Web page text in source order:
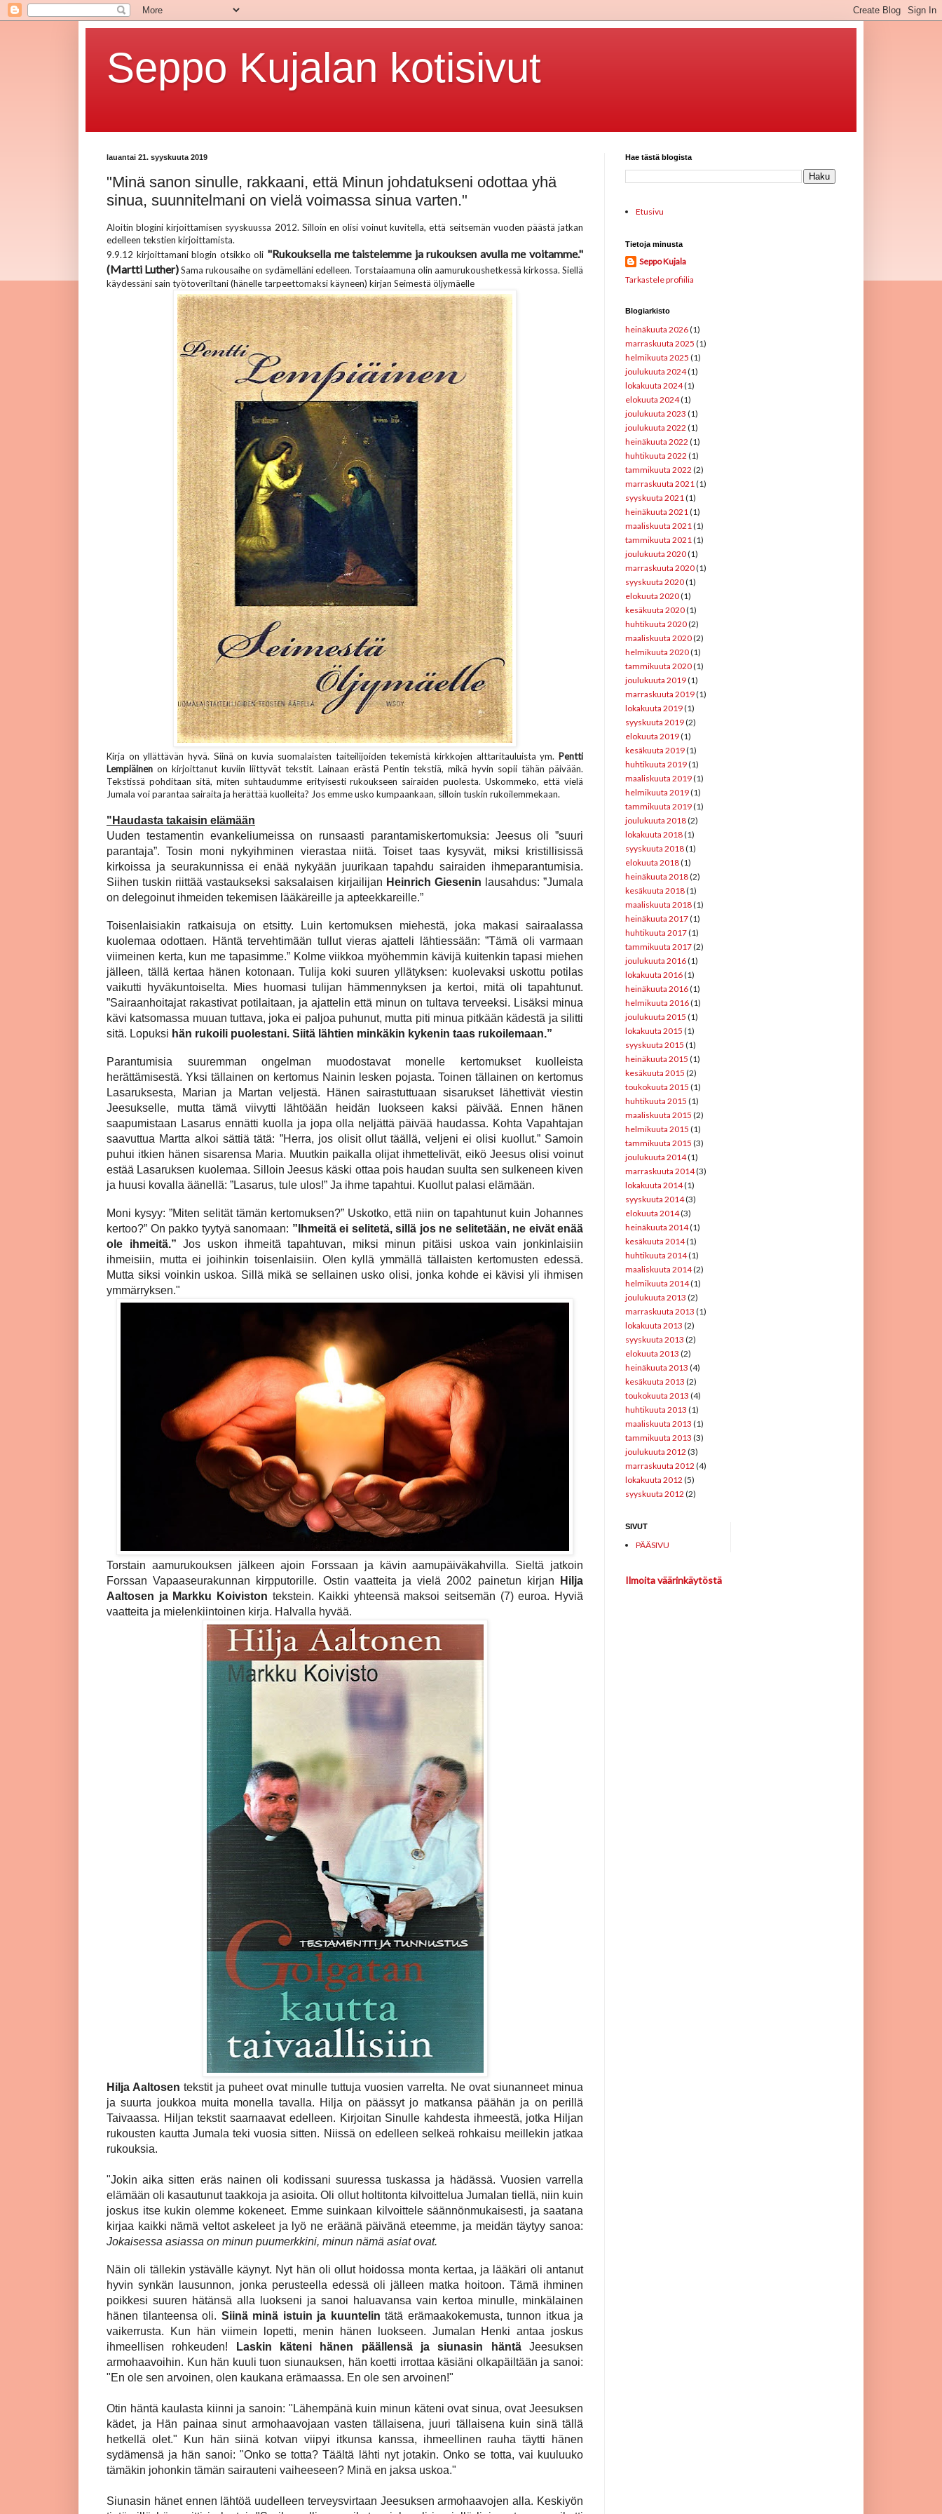
Seppo Kujalan kotisivut
lauantai 21. syyskuuta 2019
"Minä sanon sinulle, rakkaani, että Minun johdatukseni odottaa yhä
sinua, suunnitelmani on vielä voimassa sinua varten."
Aloitin blogini kirjoittamisen syyskuussa 2012. Silloin en olisi voinut kuvitella, että seitsemän vuoden päästä jatkan
edelleen tekstien kirjoittamista.
9.9.12 kirjoittamani blogin otsikko oli "Rukouksella me taistelemme ja rukouksen avulla me voitamme."
(Martti Luther)Sama rukousaihe on sydämelläni edelleen. Torstaiaamuna olin aamurukoushetkessä kirkossa. Siellä
käydessäni sain työtoveriltani (hänelle tarpeettomaksi käyneen) kirjan Seimestä öljymäelle
Kirja on yllättävän hyvä. Siinä on kuvia suomalaisten taiteilijoiden tekemistä kirkkojen alttaritauluista ym. Pentti
Lempiäinen on kirjoittanut kuviin liittyvät tekstit. Lainaan erästä Pentin tekstiä, mikä hyvin sopii tähän päivään.
Tekstissä pohditaan sitä, miten suhtaudumme erityisesti rukoukseen sairaiden puolesta. Uskommeko, että vielä
Jumala voi parantaa sairaita ja herättää kuolleita? Jos emme usko kumpaankaan, silloin tuskin rukoilemmekaan.
"Haudasta takaisin elämään
Uuden testamentin evankeliumeissa on runsaasti parantamiskertomuksia: Jeesus oli ”suuri
parantaja”. Tosin moni nykyihminen vierastaa niitä. Toiset taas kysyvät, miksi kristillisissä
kirkoissa ja seurakunnissa ei enää nykyään juurikaan tapahdu sairaiden ihmeparantumisia.
Siihen tuskin riittää vastaukseksi saksalaisen kirjailijan Heinrich Giesenin lausahdus: ”Jumala
on delegoinut ihmeiden tekemisen lääkäreille ja apteekkareille.”
Toisenlaisiakin ratkaisuja on etsitty. Luin kertomuksen miehestä, joka makasi sairaalassa
kuolemaa odottaen. Häntä tervehtimään tullut vieras ajatteli lähtiessään: ”Tämä oli varmaan
viimeinen kerta, kun me tapasimme.” Kolme viikkoa myöhemmin kävijä kuitenkin tapasi miehen
jälleen, tällä kertaa hänen kotonaan. Tulija koki suuren yllätyksen: kuolevaksi uskottu potilas
vaikutti hyväkuntoiselta. Mies huomasi tulijan hämmennyksen ja kertoi, mitä oli tapahtunut.
”Sairaanhoitajat rakastivat potilaitaan, ja ajattelin että minun on tultava terveeksi. Lisäksi minua
kävi katsomassa muuan tuttava, joka ei paljoa puhunut, mutta piti minua pitkään kädestä ja silitti
sitä. Lopuksi hän rukoili puolestani. Siitä lähtien minkäkin kykenin taas rukoilemaan.”
Parantumisia suuremman ongelman muodostavat monelle kertomukset kuolleista
herättämisestä. Yksi tällainen on kertomus Nainin lesken pojasta. Toinen tällainen on kertomus
Lasaruksesta, Marian ja Martan veljestä. Hänen sairastuttuaan sisarukset lähettivät viestin
Jeesukselle, mutta tämä viivytti lähtöään heidän luokseen kaksi päivää. Ennen hänen
saapumistaan Lasarus ennätti kuolla ja jopa olla neljättä päivää haudassa. Kohta Vapahtajan
saavuttua Martta alkoi sättiä tätä: ”Herra, jos olisit ollut täällä, veljeni ei olisi kuollut.” Samoin
puhui itkien hänen sisarensa Maria. Muutkin paikalla olijat ihmettelivät, eikö Jeesus olisi voinut
estää Lasaruksen kuolemaa. Silloin Jeesus käski ottaa pois haudan suulta sen sulkeneen kiven
ja huusi kovalla äänellä: ”Lasarus, tule ulos!” Ja ihme tapahtui. Kuollut palasi elämään.
Moni kysyy: ”Miten selität tämän kertomuksen?” Uskotko, että niin on tapahtunut kuin Johannes
kertoo?” On pakko tyytyä sanomaan: ”Ihmeitä ei selitetä, sillä jos ne selitetään, ne eivät enää
ole ihmeitä.” Jos uskon ihmeitä tapahtuvan, miksi minun pitäisi uskoa vain jonkinlaisiin
ihmeisiin, mutta ei joihinkin toisenlaisiin. Olen kyllä ymmällä tällaisten kertomusten edessä.
Mutta siksi voinkin uskoa. Sillä mikä se sellainen usko olisi, jonka kohde ei kävisi yli ihmisen
ymmärryksen."
Torstain aamurukouksen jälkeen ajoin Forssaan ja kävin aamupäiväkahvilla. Sieltä jatkoin
Forssan Vapaaseurakunnan kirpputorille. Ostin vaatteita ja vielä 2002 painetun kirjan
Hilja
Aaltosen ja Markku Koiviston tekstein. Kaikki yhteensä maksoi seitsemän (7) euroa. Hyviä
vaatteita ja mielenkiintoinen kirja. Halvalla hyvää.
Hilja Aaltosen tekstit ja puheet ovat minulle tuttuja vuosien varrelta. Ne ovat siunanneet minua
ja suurta joukkoa muita monella tavalla. Hilja on päässyt jo matkansa päähän ja on perillä
Taivaassa. Hiljan tekstit saarnaavat edelleen. Kirjoitan Sinulle kahdesta ihmeestä, jotka Hiljan
rukousten kautta Jumala teki vuosia sitten. Niissä on edelleen selkeä rohkaisu meillekin jatkaa
rukouksia.
"Jokin aika sitten eräs nainen oli kodissani suuressa tuskassa ja hädässä. Vuosien varrella
elämään oli kasautunut taakkoja ja asioita. Oli ollut holtitonta kilvoittelua Jumalan tiellä, niin kuin
joskus itse kukin olemme kokeneet. Emme suinkaan kilvoittele säännönmukaisesti, ja saatana
kirjaa kaikki nämä veltot askeleet ja lyö ne eräänä päivänä eteemme, ja meidän täytyy sanoa:
Jokaisessa asiassa on minun puumerkkini, minun nämä asiat ovat.
Näin oli tällekin ystävälle käynyt. Nyt hän oli ollut hoidossa monta kertaa, ja lääkäri oli antanut
hyvin synkän lausunnon, jonka perusteella edessä oli jälleen matka hoitoon. Tämä ihminen
poikkesi suuren hätänsä alla luokseni ja sanoi haluavansa vain kertoa minulle, minkälainen
hänen tilanteensa oli. Siinä minä istuin ja kuuntelin tätä erämaakokemusta, tunnon itkua ja
vaikerrusta. Kun hän viimein lopetti, menin hänen luokseen. Jumalan Henki antaa joskus
ihmeellisen rohkeuden!
Laskin käteni hänen päällensä ja siunasin häntäJeesuksen
armohaavoihin. Kun hän kuuli tuon siunauksen, hän koetti irrottaa käsiäni olkapäiltään ja sanoi:
"En ole sen arvoinen, olen kaukana erämaassa. En ole sen arvoinen!"
Otin häntä kaulasta kiinni ja sanoin: "Lähempänä kuin minun käteni ovat sinua, ovat Jeesuksen
kädet, ja Hän painaa sinut armohaavojaan vasten tällaisena, juuri tällaisena kuin sinä tällä
hetkellä olet." Kun hän siinä kotvan viipyi itkunsa kanssa, ihmeellinen rauha täytti hänen
sydämensä ja hän sanoi: "Onko se totta? Täältä lähti nyt jotakin. Onko se totta, vai kuuluuko
tämäkin johonkin tämän sairauteni vaiheeseen? Minä en jaksa uskoa."
Siunasin hänet ennen lähtöä uudelleen terveysvirtaan Jeesuksen armohaavojen alla. Keskiyön
Hae tästä blogista
Etusivu
Tietoja minusta
Seppo Kujala
Tarkastele profiilia
Blogiarkisto
heinäkuuta 2026(1)
marraskuuta 2025 (1)
helmikuuta 2025 (1)
joulukuuta 2024(1)
lokakuuta 2024(1)
elokuuta 2024(1)
joulukuuta 2023 (1)
joulukuuta 2022 (1)
heinäkuuta 2022 (1)
huhtikuuta 2022 (1)
tammikuuta 2022 (2)
marraskuuta 2021(1)
syyskuuta 2021(1)
heinäkuuta 2021(1)
maaliskuuta 2021(1)
tammikuuta 2021(1)
joulukuuta 2020(1)
marraskuuta 2020(1)
syyskuuta 2020(1)
elokuuta 2020(1)
kesäkuuta 2020(1)
huhtikuuta 2020(2)
maaliskuuta 2020(2)
helmikuuta 2020(1)
tammikuuta 2020(1)
joulukuuta 2019(1)
marraskuuta 2019(1)
lokakuuta 2019(1)
syyskuuta 2019(2)
elokuuta 2019(1)
kesäkuuta 2019(1)
huhtikuuta 2019(1)
maaliskuuta 2019(1)
helmikuuta 2019(1)
tammikuuta 2019(1)
joulukuuta 2018(2)
lokakuuta 2018(1)
syyskuuta 2018(1)
elokuuta 2018(1)
heinäkuuta 2018(2)
kesäkuuta 2018(1)
maaliskuuta 2018(1)
heinäkuuta 2017(1)
huhtikuuta 2017(1)
tammikuuta 2017(2)
joulukuuta 2016(1)
lokakuuta 2016(1)
heinäkuuta 2016(1)
helmikuuta 2016(1)
joulukuuta 2015 (1)
lokakuuta 2015 (1)
syyskuuta 2015 (1)
heinäkuuta 2015 (1)
kesäkuuta 2015 (2)
toukokuuta 2015 (1)
huhtikuuta 2015 (1)
maaliskuuta 2015 (2)
helmikuuta 2015 (1)
tammikuuta 2015 (3)
joulukuuta 2014(1)
marraskuuta 2014(3)
lokakuuta 2014(1)
syyskuuta 2014(3)
elokuuta 2014(3)
heinäkuuta 2014(1)
kesäkuuta 2014(1)
huhtikuuta 2014(1)
maaliskuuta 2014(2)
helmikuuta 2014(1)
joulukuuta 2013 (2)
marraskuuta 2013 (1)
lokakuuta 2013 (2)
syyskuuta 2013 (2)
elokuuta 2013 (2)
heinäkuuta 2013 (4)
kesäkuuta 2013 (2)
toukokuuta 2013 (4)
huhtikuuta 2013 (1)
maaliskuuta 2013 (1)
tammikuuta 2013 (3)
joulukuuta 2012 (3)
marraskuuta 2012 (4)
lokakuuta 2012 (5)
syyskuuta 2012 (2)
SIVUT
PÄÄSIVU
Ilmoita väärinkäytöstä